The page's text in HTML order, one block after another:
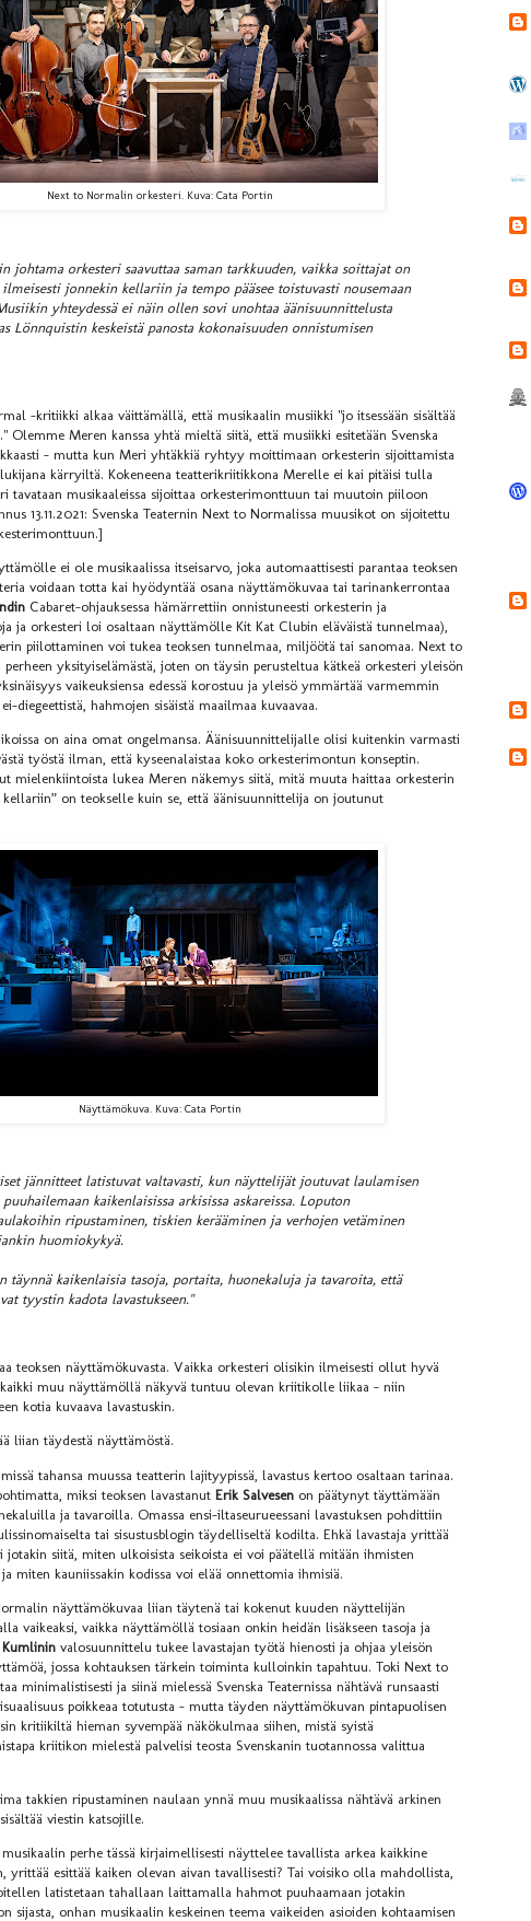
Next to Normalin orkesteri. Kuva: Cata Portin
johtama orkesteri saavuttaa saman tarkkuuden, vaikka soittajat on
jonnekin kellariin ja tempo pääsee toistuvasti nousemaan
yhteydessä ei näin ollen sovi unohtaa äänisuunnittelusta
Lönnquistin keskeistä panosta kokonaisuuden onnistumisen
-kritiikki alkaa väittämällä, että musikaalin musiikki "jo itsessään sisältää
Olemme Meren kanssa yhtä mieltä siitä, että musiikki esitetään Svenska
– mutta kun Meri yhtäkkiä ryhtyy moittimaan orkesterin sijoittamista
kärryiltä. Kokeneena teatterikriitikkona Merelle ei kai pitäisi tulla
tavataan musikaaleissa sijoittaa orkesterimonttuun tai muutoin piiloon
13.11.2021: Svenska Teaternin Next to Normalissa muusikot on sijoitettu
ei ole musikaalissa itseisarvo, joka automaattisesti parantaa teoksen
voidaan totta kai hyödyntää osana näyttämökuvaa tai tarinankerrontaa
Cabaret-ohjauksessa hämärrettiin onnistuneesti orkesterin ja
ja orkesteri loi osaltaan näyttämölle Kit Kat Clubin eläväistä tunnelmaa),
piilottaminen voi tukea teoksen tunnelmaa, miljöötä tai sanomaa. Next to
yksityiselämästä, joten on täysin perusteltua kätkeä orkesteri yleisön
vaikeuksiensa edessä korostuu ja yleisö ymmärtää varmemmin
diegeettistä, hahmojen sisäistä maailmaa kuvaavaa.
on aina omat ongelmansa. Äänisuunnittelijalle olisi kuitenkin varmasti
työstä ilman, että kyseenalaistaa koko orkesterimontun konseptin.
mielenkiintoista lukea Meren näkemys siitä, mitä muuta haittaa orkesterin
kellariin” on teokselle kuin se, että äänisuunnittelija on joutunut
Näyttämökuva. Kuva: Cata Portin
jännitteet latistuvat valtavasti, kun näyttelijät joutuvat laulamisen
kaikenlaisissa arkisissa askareissa. Loputon
ripustaminen, tiskien kerääminen ja verhojen vetäminen
huomiokykyä.
täynnä kaikenlaisia tasoja, portaita, huonekaluja ja tavaroita, että
tyystin kadota lavastukseen."
teoksen näyttämökuvasta. Vaikka orkesteri olisikin ilmeisesti ollut hyvä
muu näyttämöllä näkyvä tuntuu olevan kriitikolle liikaa – niin
kotia kuvaava lavastuskin.
liian täydestä näyttämöstä.
tahansa muussa teatterin lajityypissä, lavastus kertoo osaltaan tarinaa.
miksi teoksen lavastanut Erik Salvesen on päätynyt täyttämään
ja tavaroilla. Omassa ensi-iltaseurueessani lavastuksen pohdittiin
tai sisustusblogin täydelliseltä kodilta. Ehkä lavastaja yrittää
jotakin siitä, miten ulkoisista seikoista ei voi päätellä mitään ihmisten
miten kauniissakin kodissa voi elää onnettomia ihmisiä.
näyttämökuvaa liian täytenä tai kokenut kuuden näyttelijän
vaikeaksi, vaikka näyttämöllä tosiaan onkin heidän lisäkseen tasoja ja
valosuunnittelu tukee lavastajan työtä hienosti ja ohjaa yleisön
jossa kohtauksen tärkein toiminta kulloinkin tapahtuu. Toki Next to
minimalistisesti ja siinä mielessä Svenska Teaternissa nähtävä runsaasti
poikkeaa totutusta – mutta täyden näyttämökuvan pintapuolisen
kritiikiltä hieman syvempää näkökulmaa siihen, mistä syistä
kriitikon mielestä palvelisi teosta Svenskanin tuotannossa valittua
takkien ripustaminen naulaan ynnä muu musikaalissa nähtävä arkinen
viestin katsojille.
perhe tässä kirjaimellisesti näyttelee tavallista arkea kaikkine
yrittää esittää kaiken olevan aivan tavallisesti? Tai voisiko olla mahdollista,
latistetaan tahallaan laittamalla hahmot puuhaamaan jotakin
sijasta, onhan musikaalin keskeinen teema vaikeiden asioiden kohtaamisen